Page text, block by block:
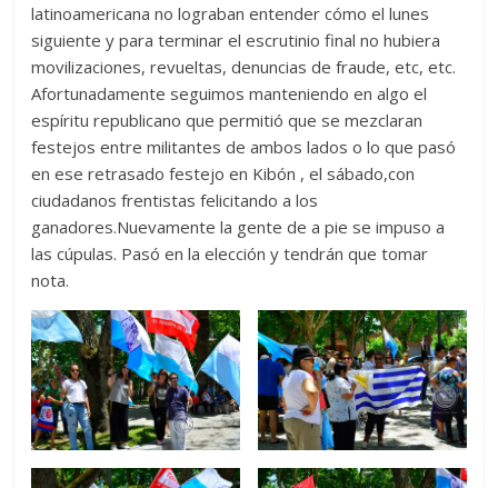
latinoamericana no lograban entender cómo el lunes
siguiente y para terminar el escrutinio final no hubiera
movilizaciones, revueltas, denuncias de fraude, etc, etc.
Afortunadamente seguimos manteniendo en algo el
espíritu republicano que permitió que se mezclaran
festejos entre militantes de ambos lados o lo que pasó
en ese retrasado festejo en Kibón , el sábado,con
ciudadanos frentistas felicitando a los
ganadores.Nuevamente la gente de a pie se impuso a
las cúpulas. Pasó en la elección y tendrán que tomar
nota.